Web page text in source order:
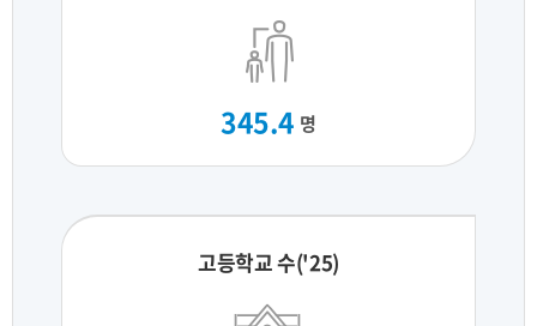
345.4 명
고등학교 수('25)